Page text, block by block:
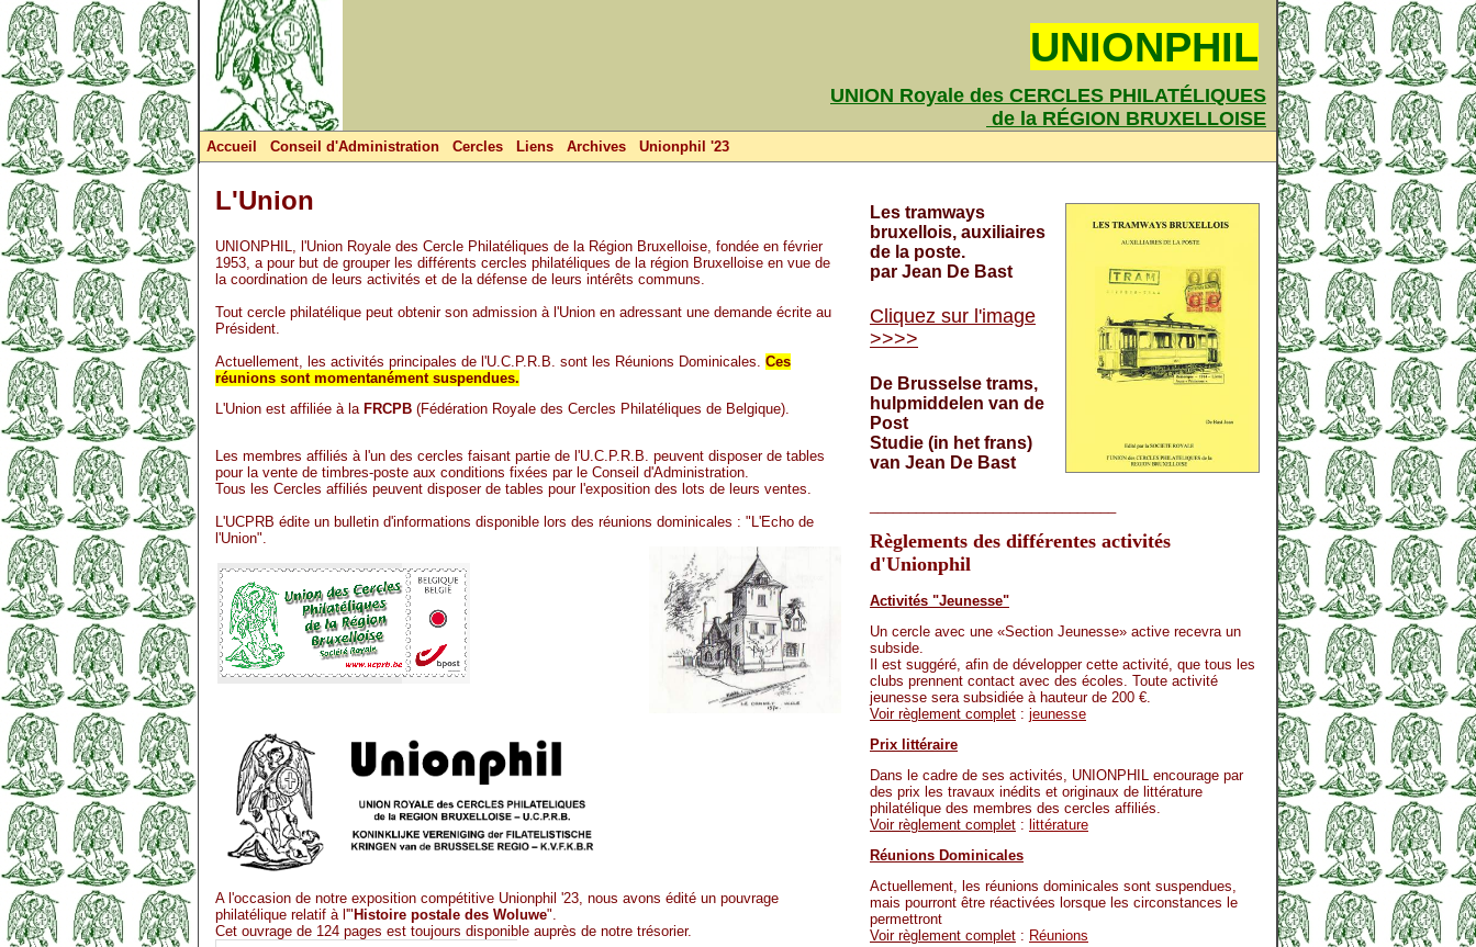
UNIONPHIL
UNION Royale des CERCLES PHILATÉLIQUES
de la RÉGION BRUXELLOISE
Accueil Conseil d'Administration Cercles Liens Archives Unionphil '23
L'Union
UNIONPHIL, l'Union Royale des Cercle Philatéliques de la Région Bruxelloise, fondée en février
1953, a pour but de grouper les différents cercles philatéliques de la région Bruxelloise en vue de
la coordination de leurs activités et de la défense de leurs intérêts communs.
Tout cercle philatélique peut obtenir son admission à l'Union en adressant une demande écrite au
Président.
Actuellement, les activités principales de l'U.C.P.R.B. sont les Réunions Dominicales. Ces
réunions sont momentanément suspendues.
L'Union est affiliée à la FRCPB (Fédération Royale des Cercles Philatéliques de Belgique).
Les membres affiliés à l'un des cercles faisant partie de l'U.C.P.R.B. peuvent disposer de tables
pour la vente de timbres-poste aux conditions fixées par le Conseil d'Administration.
Tous les Cercles affiliés peuvent disposer de tables pour l'exposition des lots de leurs ventes.
L'UCPRB édite un bulletin d'informations disponible lors des réunions dominicales : "L'Echo de
l'Union".
A l'occasion de notre exposition compétitive Unionphil '23, nous avons édité un pouvrage
philatélique relatif à l'" Histoire postale des Woluwe".
Cet ouvrage de 124 pages est toujours disponible auprès de notre trésorier.
Les tramways
bruxellois, auxiliaires
de la poste.
par Jean De Bast
Cliquez sur l'image
>>>>
De Brusselse trams,
hulpmiddelen van de
Post
Studie (in het frans)
van Jean De Bast
Règlements des différentes activités
d'Unionphil
Activités "Jeunesse"
Un cercle avec une «Section Jeunesse» active recevra un
subside.
Il est suggéré, afin de développer cette activité, que tous les
clubs prennent contact avec des écoles. Toute activité
jeunesse sera subsidiée à hauteur de 200 €.
Voir règlement complet : jeunesse
Prix littéraire
Dans le cadre de ses activités, UNIONPHIL encourage par
des prix les travaux inédits et originaux de littérature
philatélique des membres des cercles affiliés.
Voir règlement complet : littérature
Réunions Dominicales
Actuellement, les réunions dominicales sont suspendues,
mais pourront être réactivées lorsque les circonstances le
permettront
Voir règlement complet : Réunions